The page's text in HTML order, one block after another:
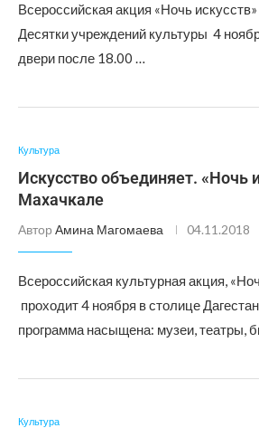
Всероссийская акция «Ночь
Десятки учреждений культуры 4
двери после 18.00 …
Культура
Искусство объединяет. «Ночь
Махачкале
Автор Амина Магомаева 04.11.2018
Всероссийская культурная акция,
проходит 4 ноября в столице
программа насыщена: музеи, театры,
Культура